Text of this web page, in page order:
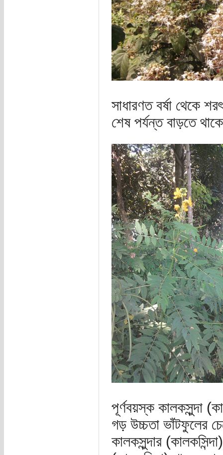
সাধারণত বর্ষা থেকে
শেষ পর্যন্ত বাড়তে
পূর্ণবয়স্ক কালকসুন্দা
গড় উচ্চতা ভাঁটফুলের
কালকসুন্দার